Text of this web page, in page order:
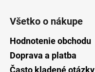
Všetko o nákupe
Hodnotenie obchodu
Doprava a platba
Často kladené otázky